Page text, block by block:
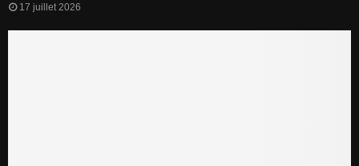
17 juillet 2026